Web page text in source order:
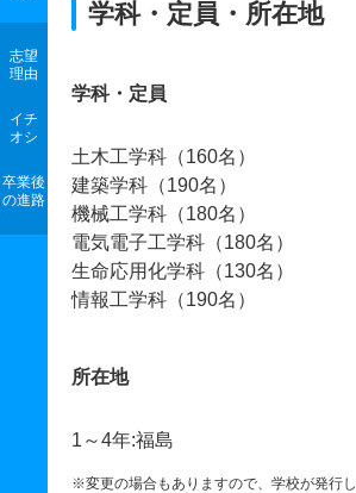
志望
理由
イチ
オシ
卒業後
の進路
学科・定員・所在地
学科・定員
土木工学科（160名）
建築学科（190名）
機械工学科（180名）
電気電子工学科（180名）
生命応用化学科（130名）
情報工学科（190名）
所在地
1～4年:福島
※変更の場合もありますので、学校が発行